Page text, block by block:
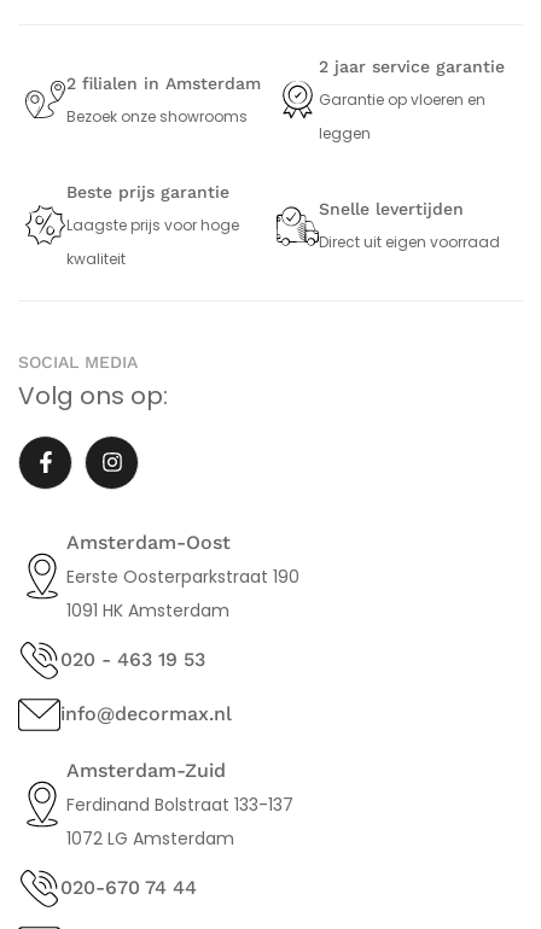
2 filialen in Amsterdam
Bezoek onze showrooms
2 jaar service garantie
Garantie op vloeren en
leggen
Beste prijs garantie
Laagste prijs voor hoge
kwaliteit
Snelle levertijden
Direct uit eigen voorraad
Amsterdam-Oost
Eerste Oosterparkstraat 190
1091 HK Amsterdam
020 - 463 19 53
info@decormax.nl
Amsterdam-Zuid
Ferdinand Bolstraat 133-137
1072 LG Amsterdam
020-670 74 44
SOCIAL MEDIA
Volg ons op: